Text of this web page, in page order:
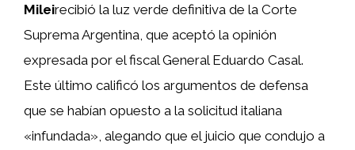
Mileirecibió la luz verde definitiva de la Corte
Suprema Argentina, que aceptó la opinión
expresada por el fiscal General Eduardo Casal.
Este último calificó los argumentos de defensa
que se habían opuesto a la solicitud italiana
«infundada», alegando que el juicio que condujo a